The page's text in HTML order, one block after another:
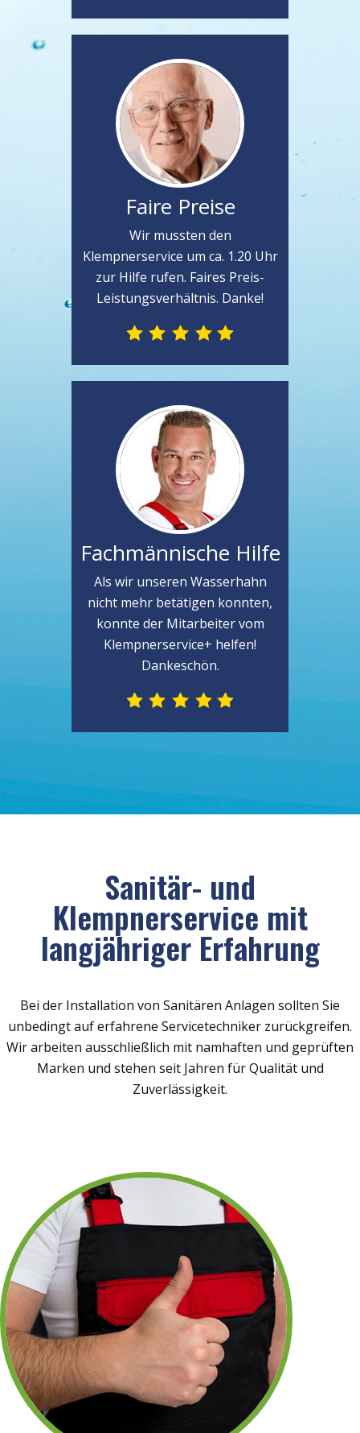
Faire Preise
Wir mussten den
Klempnerservice um ca. 1.20 Uhr
zur Hilfe rufen. Faires Preis-
Leistungsverhältnis. Danke!
Fachmännische Hilfe
Als wir unseren Wasserhahn
nicht mehr betätigen konnten,
konnte der Mitarbeiter vom
Klempnerservice+ helfen!
Dankeschön.
Sanitär- und
Klempnerservice mit
langjähriger Erfahrung
Bei der Installation von Sanitären Anlagen sollten Sie
unbedingt auf erfahrene Servicetechniker zurückgreifen.
Wir arbeiten ausschließlich mit namhaften und geprüften
Marken und stehen seit Jahren für Qualität und
Zuverlässigkeit.